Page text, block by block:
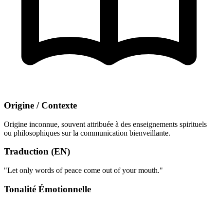
Origine / Contexte
Origine inconnue, souvent attribuée à des enseignements spirituels
ou philosophiques sur la communication bienveillante.
Traduction (EN)
"Let only words of peace come out of your mouth."
Tonalité Émotionnelle